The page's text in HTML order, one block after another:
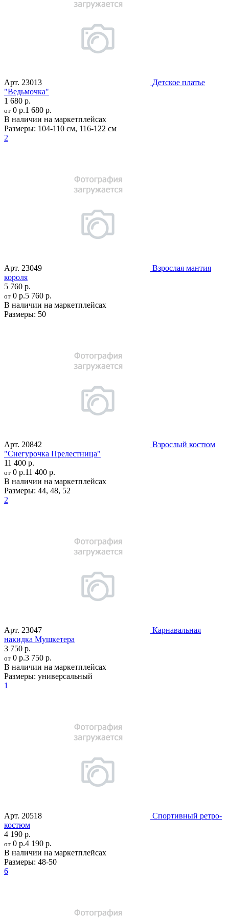
Арт. 23013
Детское платье
"Ведьмочка"
1 680 р.
от 0 р.1 680 р.
В наличии на маркетплейсах
Размеры: 104-110 см, 116-122 см
2
Арт. 23049
Взрослая мантия
короля
5 760 р.
от 0 р.5 760 р.
В наличии на маркетплейсах
Размеры: 50
Арт. 20842
Взрослый костюм
"Снегурочка Прелестница"
11 400 р.
от 0 р.11 400 р.
В наличии на маркетплейсах
Размеры: 44, 48, 52
2
Арт. 23047
Карнавальная
накидка Мушкетера
3 750 р.
от 0 р.3 750 р.
В наличии на маркетплейсах
Размеры: универсальный
1
Арт. 20518
Спортивный ретро-
костюм
4 190 р.
от 0 р.4 190 р.
В наличии на маркетплейсах
Размеры: 48-50
6